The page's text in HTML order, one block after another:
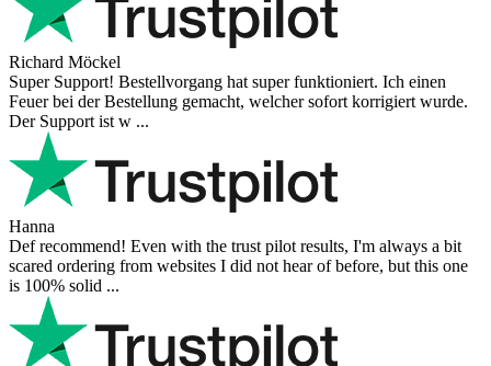
Richard Möckel
Super Support! Bestellvorgang hat super funktioniert. Ich einen
Feuer bei der Bestellung gemacht, welcher sofort korrigiert wurde.
Der Support ist w ...
Hanna
Def recommend! Even with the trust pilot results, I'm always a bit
scared ordering from websites I did not hear of before, but this one
is 100% solid ...